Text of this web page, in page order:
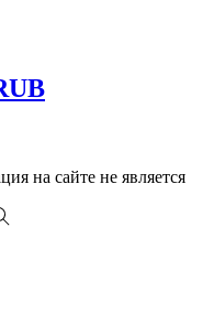
на сайте не является